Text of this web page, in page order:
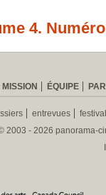
4.
MISSION ÉQUIPE
entrevues
2003 - 2026 panorama-